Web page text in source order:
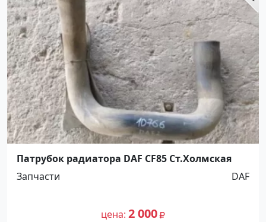
Патрубок радиатора DAF CF85 Ст.Холмская
Запчасти
DAF
цена 2 000